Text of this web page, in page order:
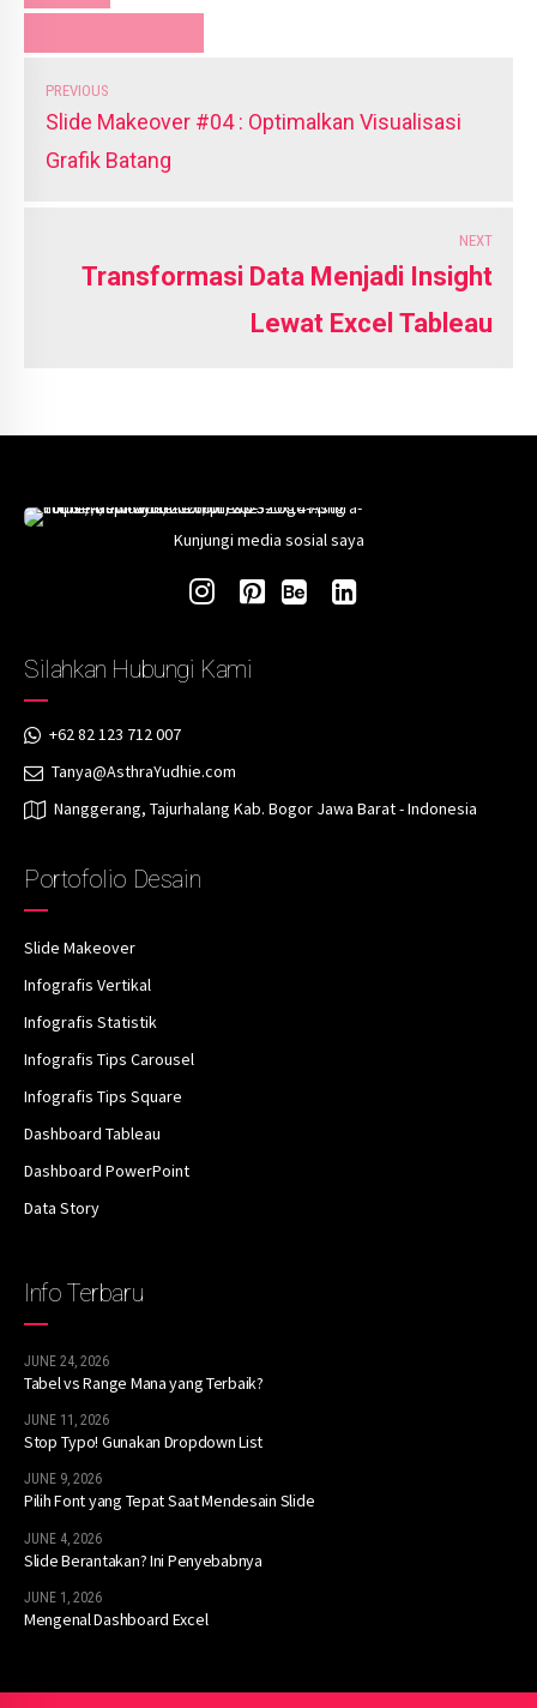
PREVIOUS
Slide Makeover #04 : Optimalkan Visualisasi
Grafik Batang
NEXT
Transformasi Data Menjadi Insight
Lewat Excel Tableau
Kunjungi media sosial saya
Silahkan Hubungi Kami
+62 82 123 712 007
Tanya@AsthraYudhie.com
Nanggerang, Tajurhalang Kab. Bogor Jawa Barat - Indonesia
Portofolio Desain
Slide Makeover
Infografis Vertikal
Infografis Statistik
Infografis Tips Carousel
Infografis Tips Square
Dashboard Tableau
Dashboard PowerPoint
Data Story
Info Terbaru
JUNE 24, 2026
Tabel vs Range Mana yang Terbaik?
JUNE 11, 2026
Stop Typo! Gunakan Dropdown List
JUNE 9, 2026
Pilih Font yang Tepat Saat Mendesain Slide
JUNE 4, 2026
Slide Berantakan? Ini Penyebabnya
JUNE 1, 2026
Mengenal Dashboard Excel